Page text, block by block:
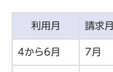
利用月 請求月
4から6月 7月